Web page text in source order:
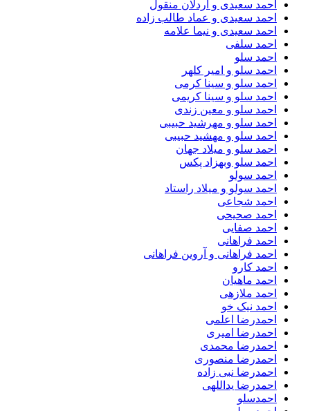
احمد سعیدی و اردلان منقول
احمد سعیدی و عماد طالب زاده
احمد سعیدی و نیما علامه
احمد سلفی
احمد سلو
احمد سلو و امیر کلهر
احمد سلو و سینا کرمی
احمد سلو و سینا کریمی
احمد سلو و معین زندی
احمد سلو و مهرشید حبیبی
احمد سلو و مهشید حبیبی
احمد سلو و میلاد جهان
احمد سلو وبهزاد پکس
احمد سولو
احمد سولو و میلاد راستاد
احمد شجاعی
احمد صحیحی
احمد صفایی
احمد فراهانی
احمد فراهانی و آروین فراهانی
احمد کارو
احمد ماهیان
احمد ملازهی
احمد نیک خو
احمدرضا اعلمی
احمدرضا امیری
احمدرضا محمدی
احمدرضا منصوری
احمدرضا نبی زاده
احمدرضا یداللهی
احمدسلو